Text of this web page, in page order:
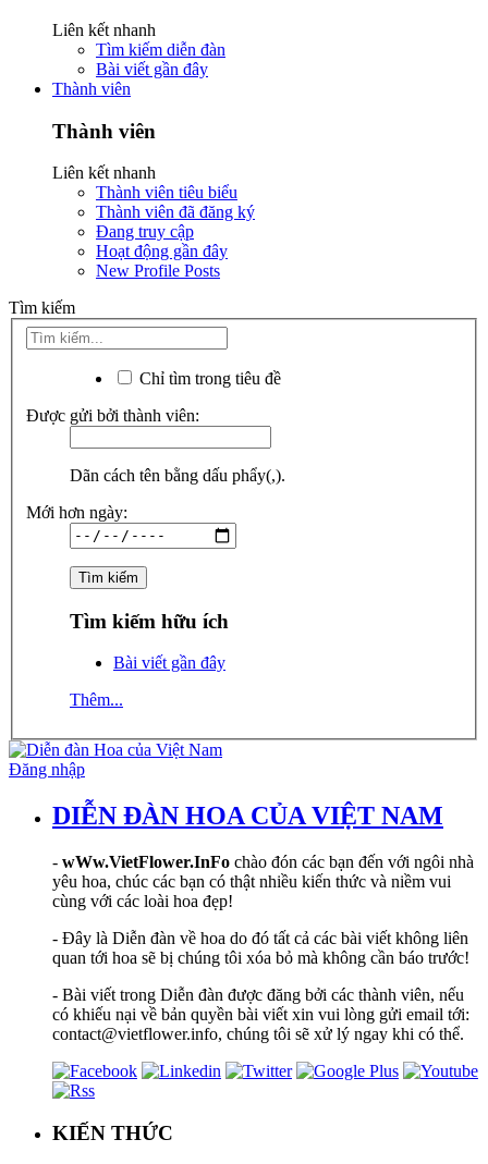
Liên kết nhanh
Tìm kiếm diễn đàn
Bài viết gần đây
Thành viên
Thành viên
Liên kết nhanh
Thành viên tiêu biểu
Thành viên đã đăng ký
Đang truy cập
Hoạt động gần đây
New Profile Posts
Tìm kiếm
Chỉ tìm trong tiêu đề
Được gửi bởi thành viên:
Dãn cách tên bằng dấu phẩy(,).
Mới hơn ngày:
Tìm kiếm hữu ích
Bài viết gần đây
Thêm...
Đăng nhập
DIỄN ĐÀN HOA CỦA VIỆT NAM
- wWw.VietFlower.InFo chào đón các bạn đến với ngôi nhà
yêu hoa, chúc các bạn có thật nhiều kiến thức và niềm vui
cùng với các loài hoa đẹp!
- Đây là Diễn đàn về hoa do đó tất cả các bài viết không liên
quan tới hoa sẽ bị chúng tôi xóa bỏ mà không cần báo trước!
- Bài viết trong Diễn đàn được đăng bởi các thành viên, nếu
có khiếu nại về bản quyền bài viết xin vui lòng gửi email tới:
contact@vietflower.info, chúng tôi sẽ xử lý ngay khi có thể.
KIẾN THỨC